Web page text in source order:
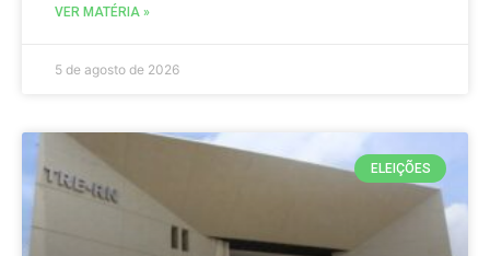
VER MATÉRIA »
5 de agosto de 2026
ELEIÇÕES